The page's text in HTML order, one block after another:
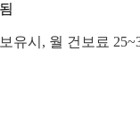
유시, 월 건보료